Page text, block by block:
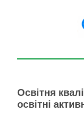
Освітня
освітні